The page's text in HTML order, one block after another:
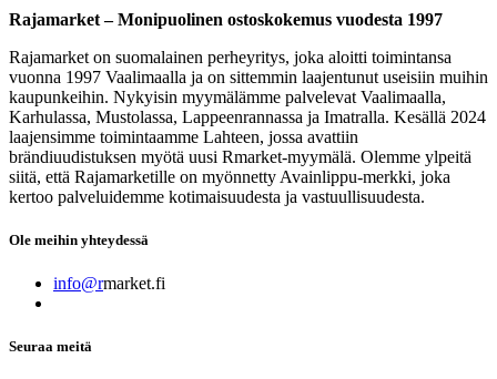
Rajamarket – Monipuolinen ostoskokemus vuodesta 1997
Rajamarket on suomalainen perheyritys, joka aloitti toimintansa
vuonna 1997 Vaalimaalla ja on sittemmin laajentunut useisiin muihin
kaupunkeihin. Nykyisin myymälämme palvelevat Vaalimaalla,
Karhulassa, Mustolassa, Lappeenrannassa ja Imatralla. Kesällä 2024
laajensimme toimintaamme Lahteen, jossa avattiin
brändiuudistuksen myötä uusi Rmarket-myymälä. Olemme ylpeitä
siitä, että Rajamarketille on myönnetty Avainlippu-merkki, joka
kertoo palveluidemme kotimaisuudesta ja vastuullisuudesta.
Ole meihin yhteydessä
info@rmarket.fi
Seuraa meitä